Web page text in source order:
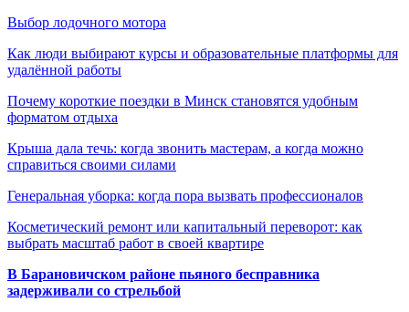
Выбор лодочного мотора
Как люди выбирают курсы и образовательные платформы для
удалённой работы
Почему короткие поездки в Минск становятся удобным
форматом отдыха
Крыша дала течь: когда звонить мастерам, а когда можно
справиться своими силами
Генеральная уборка: когда пора вызвать профессионалов
Косметический ремонт или капитальный переворот: как
выбрать масштаб работ в своей квартире
В Барановичском районе пьяного бесправника
задерживали со стрельбой